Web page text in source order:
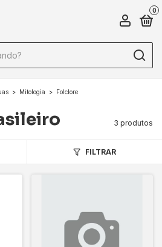
0
> Mitologia > Folclore
3 produtos
FILTRAR